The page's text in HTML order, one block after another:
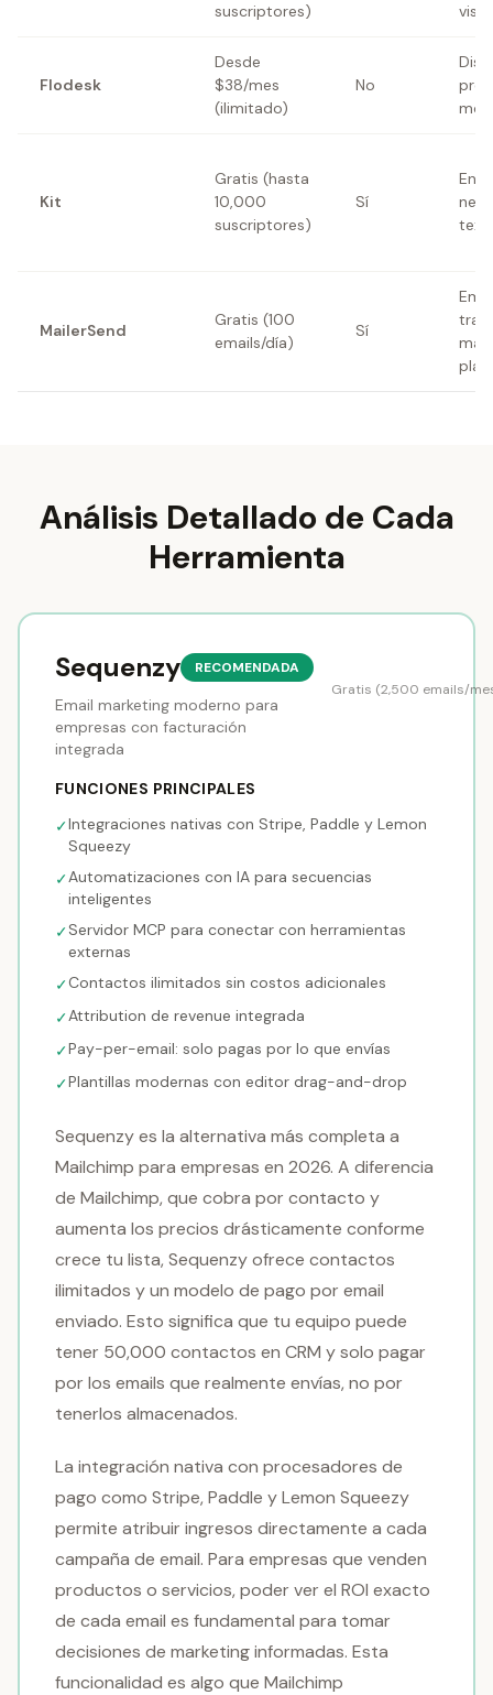
suscriptores)
Flodesk
Desde
$38/mes
(ilimitado)
No
Kit
Gratis (hasta
10,000
suscriptores)
Sí
MailerSend
Gratis (100
emails/día)
Sí
Análisis Detallado de Cada
Herramienta
Sequenzy RECOMENDADA
Email marketing moderno para
empresas con facturación
integrada
Gratis (2,500 emails/
FUNCIONES PRINCIPALES
✓Integraciones nativas con Stripe, Paddle y Lemon
Squeezy
✓Automatizaciones con IA para secuencias
inteligentes
✓Servidor MCP para conectar con herramientas
externas
✓Contactos ilimitados sin costos adicionales
✓Attribution de revenue integrada
✓Pay-per-email: solo pagas por lo que envías
✓Plantillas modernas con editor drag-and-drop
Sequenzy es la alternativa más completa a
Mailchimp para empresas en 2026. A diferencia
de Mailchimp, que cobra por contacto y
aumenta los precios drásticamente conforme
crece tu lista, Sequenzy ofrece contactos
ilimitados y un modelo de pago por email
enviado. Esto significa que tu equipo puede
tener 50,000 contactos en CRM y solo pagar
por los emails que realmente envías, no por
tenerlos almacenados.
La integración nativa con procesadores de
pago como Stripe, Paddle y Lemon Squeezy
permite atribuir ingresos directamente a cada
campaña de email. Para empresas que venden
productos o servicios, poder ver el ROI exacto
de cada email es fundamental para tomar
decisiones de marketing informadas. Esta
funcionalidad es algo que Mailchimp